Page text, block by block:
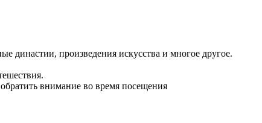
династии, произвeдения искусства и многое другое.
внимание во время посещения